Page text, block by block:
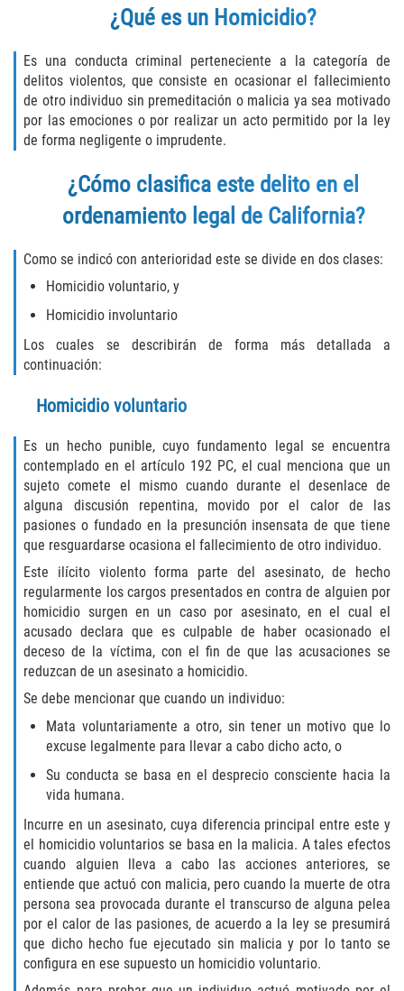
Desviación Informal Juvenil
La Ley de los Tres Delitos y Fuera
Delitos por los cuales un Menor
puede ser Juzgado como Adulto
División de Justicia Juvenil
Libertad Condicional para Menores
Petición Aceptada
Sello de Registros Juveniles
Delitos de Armas
Armas Prohibidas en California
Fuego
Descarga Negligente de un Arma de
Fuego
Portar un Arma de Fuego Cargada
Portar un Arma de Fuego Oculta
Conducir con una Licencia
Suspendida
Evadir a un Oficial de Policía
Homicidio Vehicular
¿Qué es un Homicidio?
Es una conducta criminal perteneciente a la categoría de
delitos violentos, que consiste en ocasionar el fallecimiento
de otro individuo sin premeditación o malicia ya sea motivado
por las emociones o por realizar un acto permitido por la ley
de forma negligente o imprudente.
¿Cómo clasifica este delito en el
ordenamiento legal de California?
Como se indicó con anterioridad este se divide en dos clases:
Homicidio voluntario, y
Homicidio involuntario
Los cuales se describirán de forma más detallada a
continuación:
Homicidio voluntario
Es un hecho punible, cuyo fundamento legal se encuentra
contemplado en el artículo 192 PC, el cual menciona que un
sujeto comete el mismo cuando durante el desenlace de
alguna discusión repentina, movido por el calor de las
pasiones o fundado en la presunción insensata de que tiene
que resguardarse ocasiona el fallecimiento de otro individuo.
Este ilícito violento forma parte del asesinato, de hecho
regularmente los cargos presentados en contra de alguien por
homicidio surgen en un caso por asesinato, en el cual el
acusado declara que es culpable de haber ocasionado el
deceso de la víctima, con el fin de que las acusaciones se
reduzcan de un asesinato a homicidio.
Se debe mencionar que cuando un individuo:
Mata voluntariamente a otro, sin tener un motivo que lo
excuse legalmente para llevar a cabo dicho acto, o
Su conducta se basa en el desprecio consciente hacia la
vida humana.
Incurre en un asesinato, cuya diferencia principal entre este y
el homicidio voluntarios se basa en la malicia. A tales efectos
cuando alguien lleva a cabo las acciones anteriores, se
entiende que actuó con malicia, pero cuando la muerte de otra
persona sea provocada durante el transcurso de alguna pelea
por el calor de las pasiones, de acuerdo a la ley se presumirá
que dicho hecho fue ejecutado sin malicia y por lo tanto se
configura en ese supuesto un homicidio voluntario.